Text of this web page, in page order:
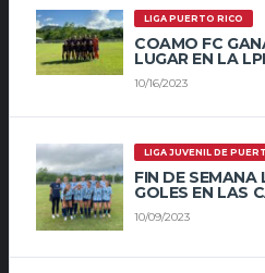
LIGA PUERTO RICO
COAMO FC
LUGAR EN LA
10/16/2023
LIGA JUVENIL DE
FIN DE SEMANA
GOLES EN LAS
10/09/2023